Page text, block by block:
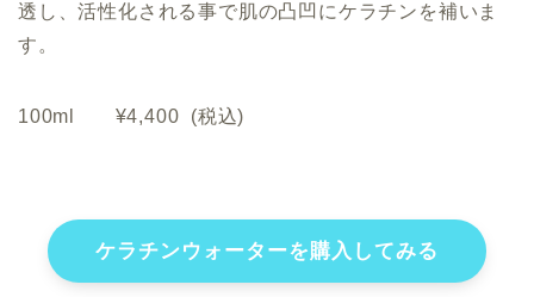
透し、活性化される事で肌の凸凹にケラチンを補いま
す。
100ml ¥4,400 (税込)
ケラチンウォーターを購入してみる